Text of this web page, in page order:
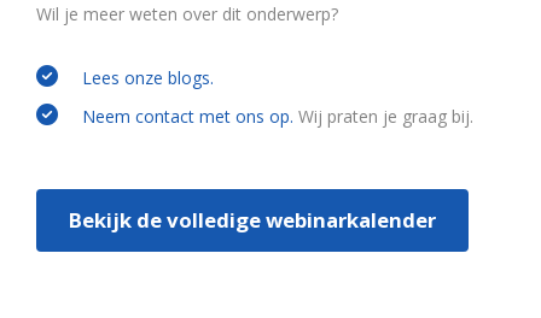
Wil je meer weten over dit onderwerp?
Lees onze blogs.
Neem contact met ons op. Wij praten je graag bij.
Bekijk de volledige webinarkalender